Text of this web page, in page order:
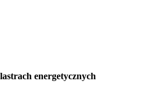
energetycznych